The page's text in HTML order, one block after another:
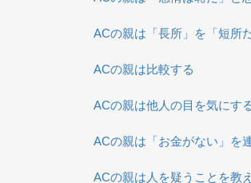
ACの親は「長所」を「短所
ACの親は比較する
ACの親は他人の目を気にす
ACの親は「お金がない」を
ACの親は人を疑うことを教